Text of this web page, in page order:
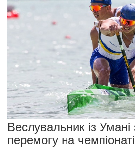
Веслувальник із Умані
перемогу на чемпіонаті